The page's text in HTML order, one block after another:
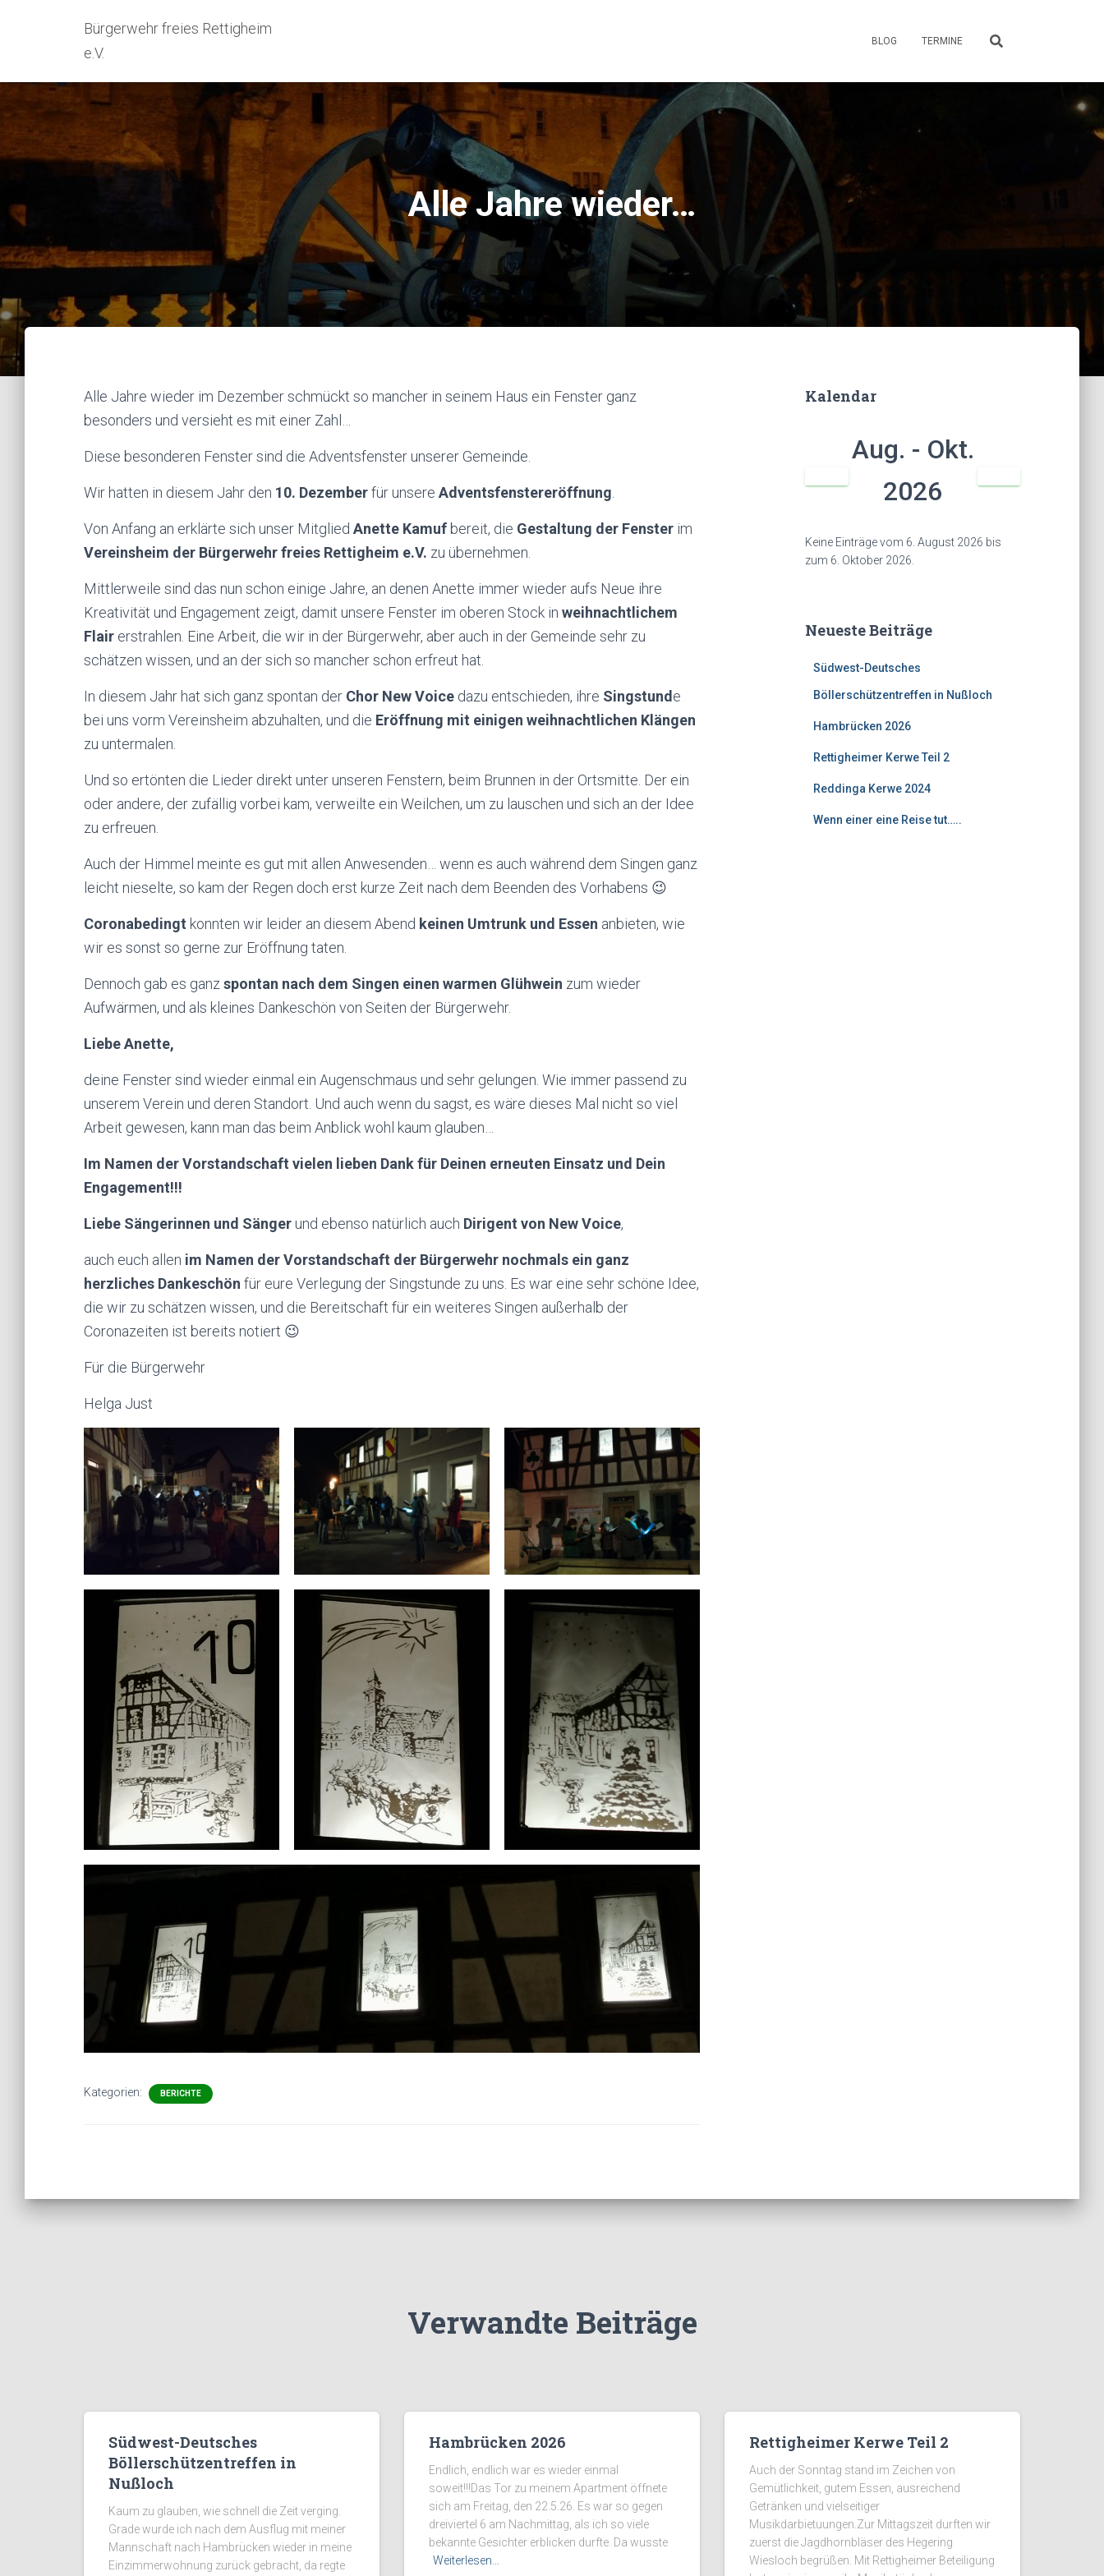
Bürgerwehr freies Rettigheim
e.V.
BLOG TERMINE
Alle Jahre wieder…
Alle Jahre wieder im Dezember schmückt so mancher in seinem Haus ein Fenster ganz
besonders und versieht es mit einer Zahl…
Diese besonderen Fenster sind die Adventsfenster unserer Gemeinde.
Wir hatten in diesem Jahr den 10. Dezemberfür unsere Adventsfenstereröffnung
Von Anfang an erklärte sich unser Mitglied Anette Kamuf bereit, die Gestaltung der Fenster im
Vereinsheim der Bürgerwehr freies Rettigheim e.V. zu übernehmen.
Mittlerweile sind das nun schon einige Jahre, an denen Anette immer wieder aufs Neue ihre
Kreativität und Engagement zeigt, damit unsere Fenster im oberen Stock in weihnachtlichem
Flair erstrahlen. Eine Arbeit, die wir in der Bürgerwehr, aber auch in der Gemeinde sehr zu
schätzen wissen, und an der sich so mancher schon erfreut hat.
In diesem Jahr hat sich ganz spontan der Chor New Voice dazu entschieden, ihre Singstund e
bei uns vorm Vereinsheim abzuhalten, und die Eröffnung mit einigen weihnachtlichen Klängen
zu untermalen.
Und so ertönten die Lieder direkt unter unseren Fenstern, beim Brunnen in der Ortsmitte. Der ein
oder andere, der zufällig vorbei kam, verweilte ein Weilchen, um zu lauschen und sich an der Idee
zu erfreuen.
Auch der Himmel meinte es gut mit allen Anwesenden… wenn es auch während dem Singen ganz
leicht nieselte, so kam der Regen doch erst kurze Zeit nach dem Beenden des Vorhabens 😉
Coronabedingt konnten wir leider an diesem Abend keinen Umtrunk und Essen anbieten, wie
wir es sonst so gerne zur Eröffnung taten.
Dennoch gab es ganz spontan nach dem Singen einen warmen Glühwein zum wieder
Aufwärmen, und als kleines Dankeschön von Seiten der Bürgerwehr.
Liebe Anette,
deine Fenster sind wieder einmal ein Augenschmaus und sehr gelungen. Wie immer passend zu
unserem Verein und deren Standort. Und auch wenn du sagst, es wäre dieses Mal nicht so viel
Arbeit gewesen, kann man das beim Anblick wohl kaum glauben…
Im Namen der Vorstandschaft vielen lieben Dank für Deinen erneuten Einsatz und Dein
Engagement!!!
Liebe Sängerinnen und Sänger und ebenso natürlich auch Dirigent von New Voice,
auch euch allen im Namen der Vorstandschaft der Bürgerwehr nochmals ein ganz
herzliches Dankeschön für eure Verlegung der Singstunde zu uns. Es war eine sehr schöne Idee,
die wir zu schätzen wissen, und die Bereitschaft für ein weiteres Singen außerhalb der
Coronazeiten ist bereits notiert 😉
Für die Bürgerwehr
Helga Just
Kategorien: BERICHTE
Kalendar
Aug. - Okt.
2026
Keine Einträge vom 6. August 2026 bis
zum 6. Oktober 2026.
Neueste Beiträge
Südwest-Deutsches
Böllerschützentreffen in Nußloch
Hambrücken 2026
Rettigheimer Kerwe Teil 2
Reddinga Kerwe 2024
Wenn einer eine Reise tut…..
Verwandte Beiträge
Südwest-Deutsches
Böllerschützentreffen in
Nußloch
Kaum zu glauben, wie schnell die Zeit verging.
Grade wurde ich nach dem Ausflug mit meiner
Mannschaft nach Hambrücken wieder in meine
Einzimmerwohnung zurück gebracht, da regte
Hambrücken 2026
Endlich, endlich war es wieder einmal
soweit!!!Das Tor zu meinem Apartment öffnete
sich am Freitag, den 22.5.26. Es war so gegen
dreiviertel 6 am Nachmittag, als ich so viele
bekannte Gesichter erblicken durfte. Da wusste
Weiterlesen…
Rettigheimer Kerwe Teil 2
Auch der Sonntag stand im Zeichen von
Gemütlichkeit, gutem Essen, ausreichend
Getränken und vielseitiger
Musikdarbietuungen.Zur Mittagszeit durften wir
zuerst die Jagdhornbläser des Hegering
Wiesloch begrüßen. Mit Rettigheimer Beteiligung